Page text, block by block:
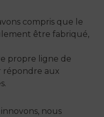
compris que le
être fabriqué,
propre ligne de
répondre aux
nous